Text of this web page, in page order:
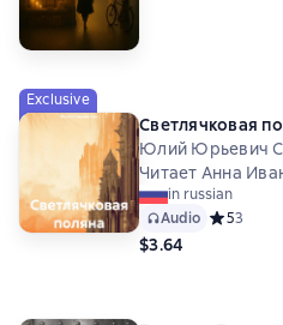
Exclusive
Светлячковая
Юлий Юрьевич
Читает Анна
in russian
Audio Средний
53
$3.64